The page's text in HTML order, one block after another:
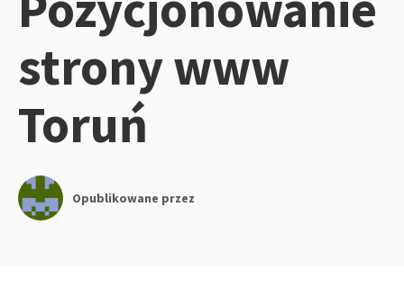
strony www
Toruń
Opublikowane przez